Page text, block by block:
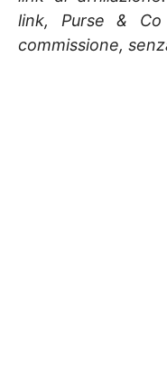
link, Purse &
commissione,